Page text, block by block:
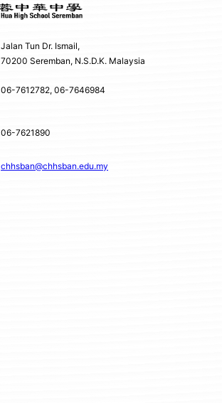
Jalan Tun Dr. Ismail,
70200 Seremban, N.S.D.K. Malaysia
06-7612782, 06-7646984
06-7621890
chhsban@chhsban.edu.my